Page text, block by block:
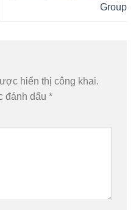
Group
hiển thị công khai.
đánh dấu *